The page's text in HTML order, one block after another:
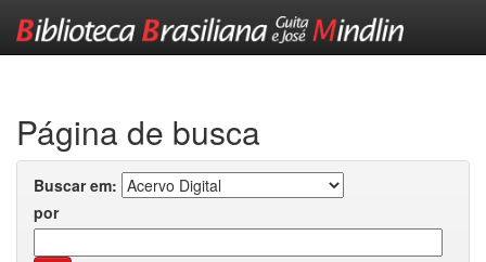
Página de busca
Buscar em:
por